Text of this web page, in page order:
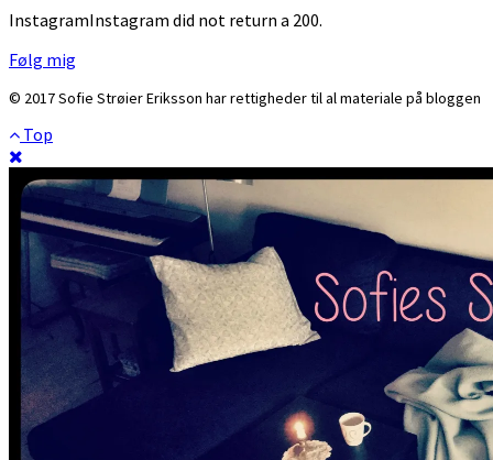
InstagramInstagram did not return a 200.
Følg mig
© 2017 Sofie Strøier Eriksson har rettigheder til al materiale på bloggen
Top